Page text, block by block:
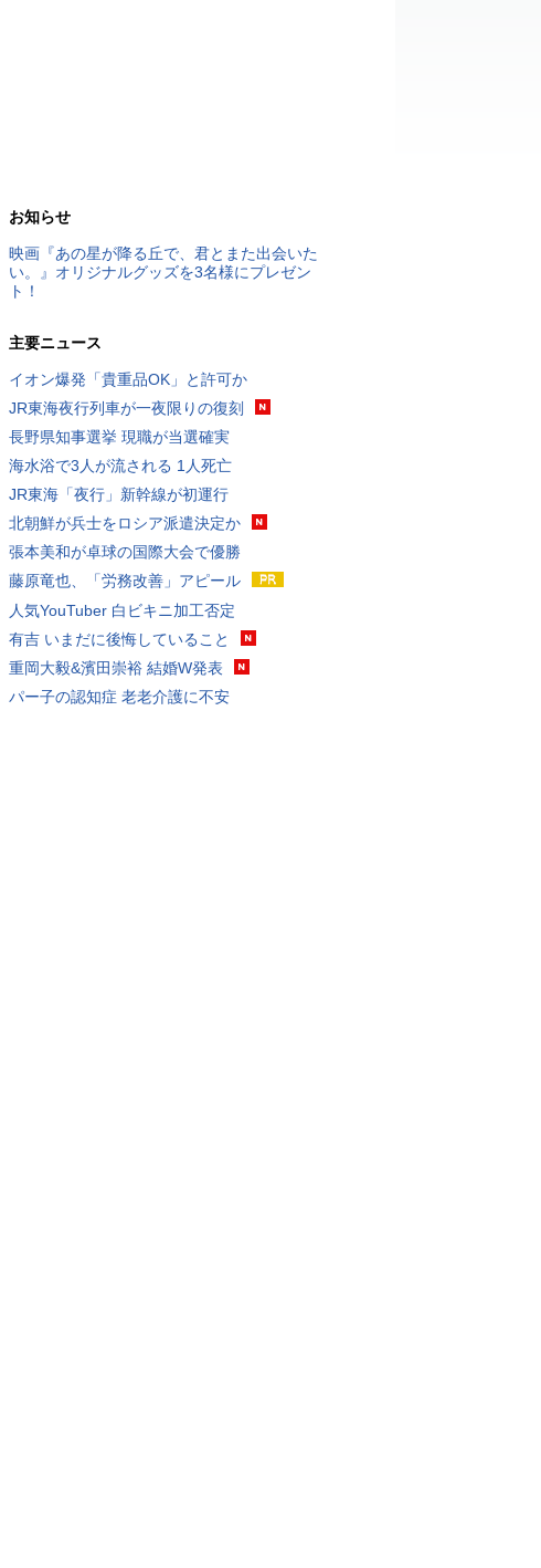
お知らせ
映画『あの星が降る丘で、君とまた出会いた
い。』オリジナルグッズを3名様にプレゼン
ト！
主要ニュース
イオン爆発「貴重品OK」と許可か
JR東海夜行列車が一夜限りの復刻
長野県知事選挙 現職が当選確実
海水浴で3人が流される 1人死亡
JR東海「夜行」新幹線が初運行
北朝鮮が兵士をロシア派遣決定か
張本美和が卓球の国際大会で優勝
藤原竜也、「労務改善」アピール
人気YouTuber 白ビキニ加工否定
有吉 いまだに後悔していること
重岡大毅&濱田崇裕 結婚W発表
パー子の認知症 老老介護に不安